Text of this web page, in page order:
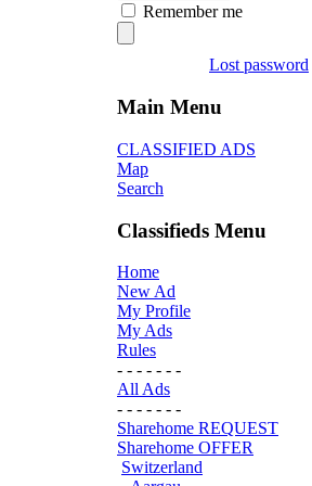
Remember me
Lost password
Main Menu
CLASSIFIED ADS
Map
Search
Classifieds Menu
Home
New Ad
My Profile
My Ads
Rules
- - - - - - -
All Ads
- - - - - - -
Sharehome REQUEST
Sharehome OFFER
Switzerland